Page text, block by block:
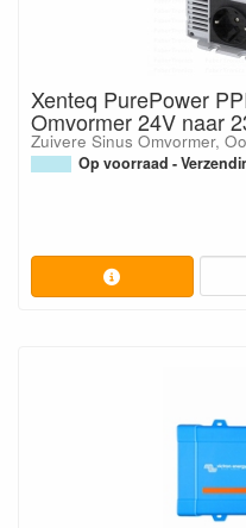
Xenteq PurePower
Omvormer 24V naar
Zuivere Sinus Omvormer,
Op voorraad -